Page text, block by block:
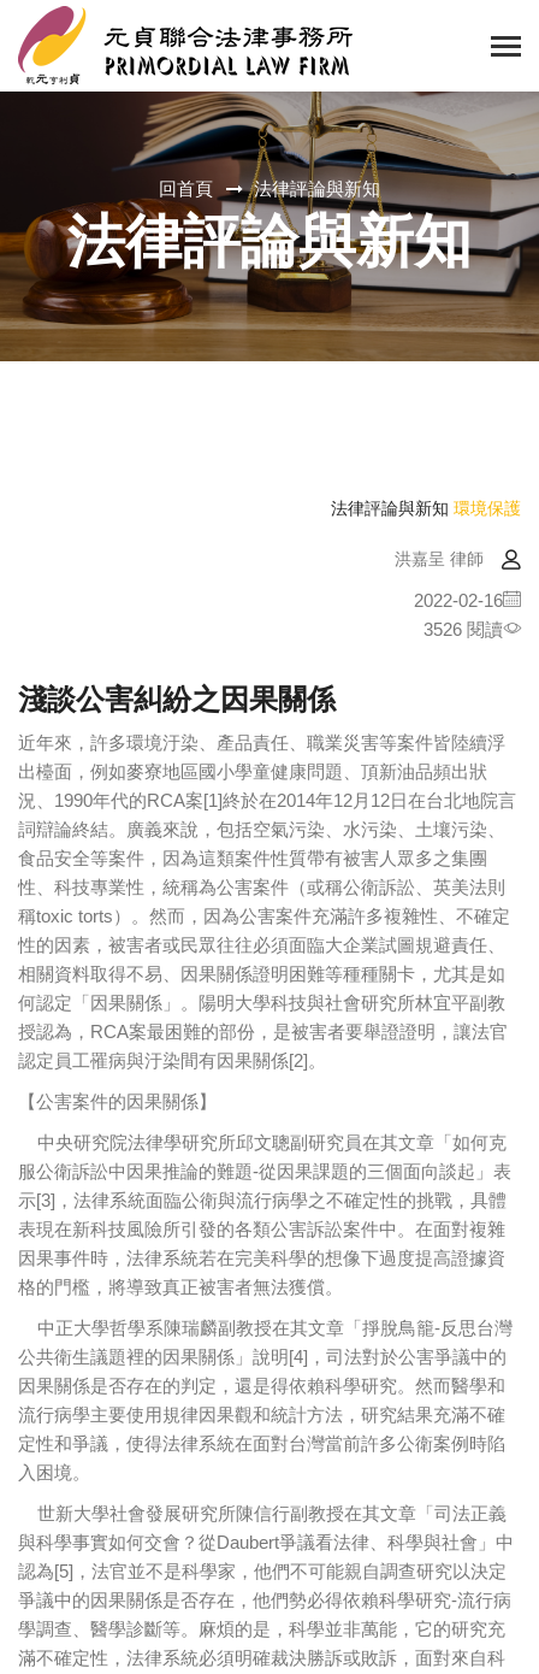
回首頁 法律評論與新知
法律評論與新知
法律評論與新知 環境保護
洪嘉呈 律師
2022-02-16
3526 閱讀
淺談公害糾紛之因果關係
近年來，許多環境汙染、產品責任、職業災害等案件皆陸續浮
出檯面，例如麥寮地區國小學童健康問題、頂新油品頻出狀
況、1990年代的RCA案[1]終於在2014年12月12日在台北地院言
詞辯論終結。廣義來說，包括空氣污染、水污染、土壤污染、
食品安全等案件，因為這類案件性質帶有被害人眾多之集團
性、科技專業性，統稱為公害案件（或稱公衛訴訟、英美法則
稱toxic torts）。然而，因為公害案件充滿許多複雜性、不確定
性的因素，被害者或民眾往往必須面臨大企業試圖規避責任、
相關資料取得不易、因果關係證明困難等種種關卡，尤其是如
何認定「因果關係」。陽明大學科技與社會研究所林宜平副教
授認為，RCA案最困難的部份，是被害者要舉證證明，讓法官
認定員工罹病與汙染間有因果關係[2]。
【公害案件的因果關係】
中央研究院法律學研究所邱文聰副研究員在其文章「如何克
服公衛訴訟中因果推論的難題-從因果課題的三個面向談起」表
示[3]，法律系統面臨公衛與流行病學之不確定性的挑戰，具體
表現在新科技風險所引發的各類公害訴訟案件中。在面對複雜
因果事件時，法律系統若在完美科學的想像下過度提高證據資
格的門檻，將導致真正被害者無法獲償。
中正大學哲學系陳瑞麟副教授在其文章「掙脫鳥籠-反思台灣
公共衛生議題裡的因果關係」說明[4]，司法對於公害爭議中的
因果關係是否存在的判定，還是得依賴科學研究。然而醫學和
流行病學主要使用規律因果觀和統計方法，研究結果充滿不確
定性和爭議，使得法律系統在面對台灣當前許多公衛案例時陷
入困境。
世新大學社會發展研究所陳信行副教授在其文章「司法正義
與科學事實如何交會？從Daubert爭議看法律、科學與社會」中
認為[5]，法官並不是科學家，他們不可能親自調查研究以決定
爭議中的因果關係是否存在，他們勢必得依賴科學研究-流行病
學調查、醫學診斷等。麻煩的是，科學並非萬能，它的研究充
滿不確定性，法律系統必須明確裁決勝訴或敗訴，面對來自科